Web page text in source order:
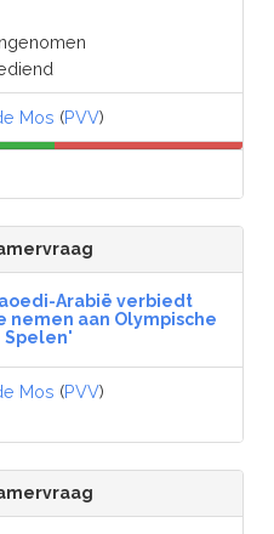
Mos (PVV)
Arabië verbiedt
nemen aan Olympische
Spelen'
Mos (PVV)